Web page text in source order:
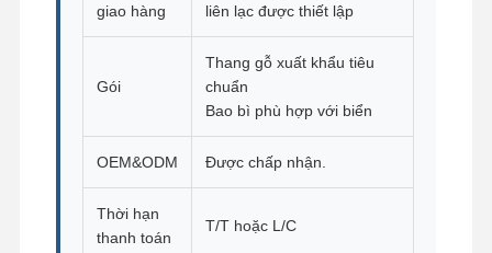
giao hàng
liên lạc được thiết lập
Gói
Thang gỗ xuất khẩu tiêu
chuẩn
Bao bì phù hợp với biển
OEM&ODM Được chấp nhận.
Thời hạn
thanh toán
T/T hoặc L/C